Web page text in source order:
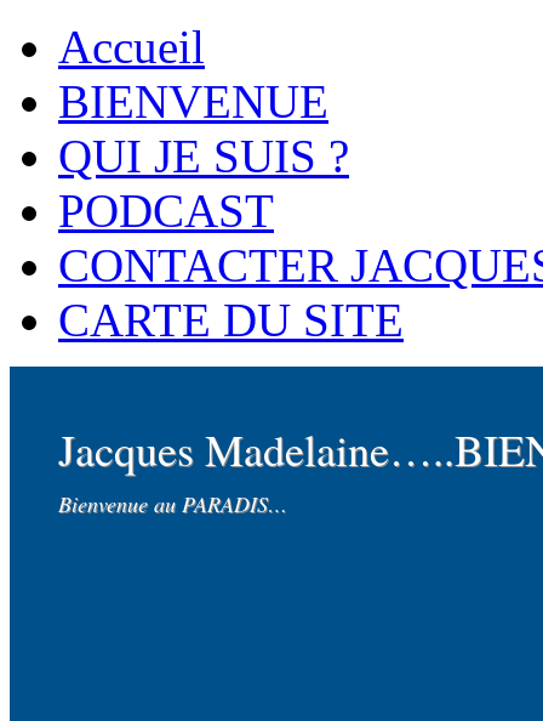
Accueil
BIENVENUE
QUI JE SUIS ?
PODCAST
CONTACTER
CARTE DU SITE
Jacques
Bienvenue au PARADIS…